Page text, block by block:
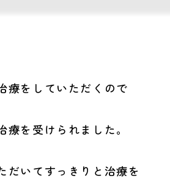
療をしていただくので
を受けられました。
だいてすっきりと治療を